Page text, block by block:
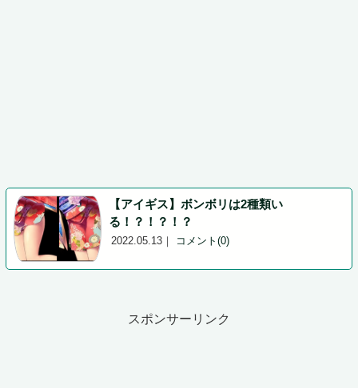
2022.05.13 ｜ コメント(0)
【アイギス】ボンボリは2種類い
る！？！？！？
スポンサーリンク